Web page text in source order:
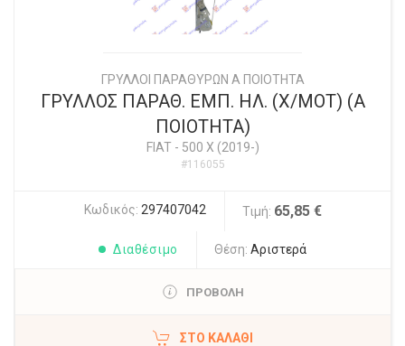
ΓΡΥΛΛΟΙ ΠΑΡΑΘΥΡΩΝ Α ΠΟΙΟΤΗΤΑ
ΓΡΥΛΛΟΣ ΠΑΡΑΘ. ΕΜΠ. ΗΛ. (Χ/ΜΟΤ) (Α
ΠΟΙΟΤΗΤΑ)
FIAT- 500 X (2019-)
#116055
Κωδικός: 297407042 Τιμή: 65,85 €
Διαθέσιμο Θέση: Αριστερά
ΠΡΟΒΟΛΗ
ΣΤΟ ΚΑΛΆΘΙ